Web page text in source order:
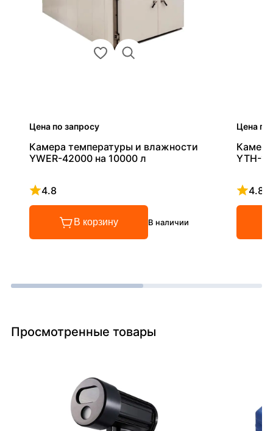
Цена по запросу
Камера температуры и влажности
YWER-42000 на 10000 л
4.8
Рейтинг 4.8 из 5
В корзину В наличии
Цена по
YTH-
4.8
Просмотренные товары